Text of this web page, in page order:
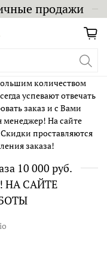
продажи
количеством
успевают отвечать
заказ и с Вами
менеджер! На сайте
проставляются
заказа!
10 000 руб.
САЙТЕ